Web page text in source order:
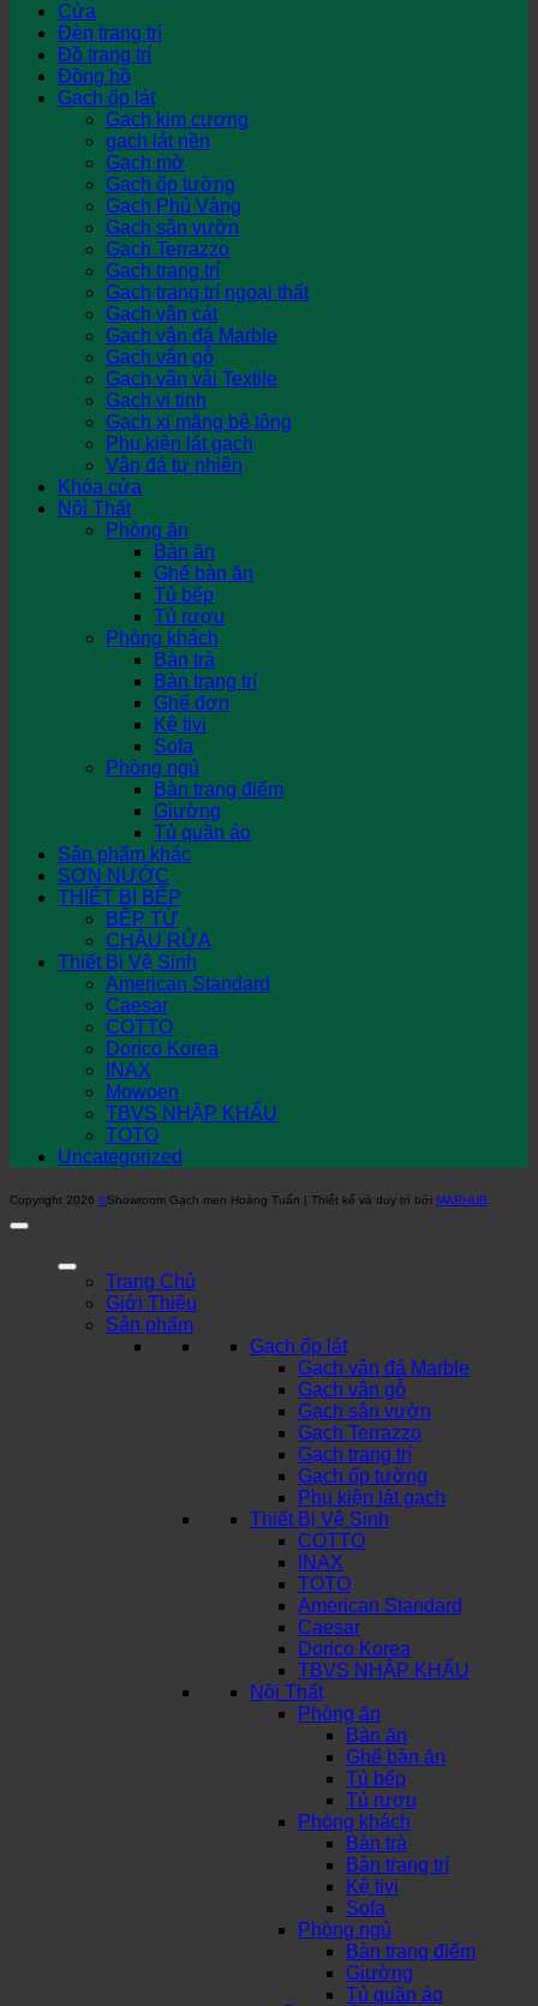
Cửa
Đèn trang trí
Đồ trang trí
Đồng hồ
Gạch ốp lát
Gạch kim cương
gạch lát nền
Gạch mờ
Gạch ốp tường
Gạch Phủ Vàng
Gạch sân vườn
Gạch Terrazzo
Gạch trang trí
Gạch trang trí ngoại thất
Gạch vân cát
Gạch vân đá Marble
Gạch vân gỗ
Gạch vân vải Textile
Gạch vi tinh
Gạch xi măng bê tông
Phụ kiện lát gạch
Vân đá tự nhiên
Khóa cửa
Nội Thất
Phòng ăn
Bàn ăn
Ghế bàn ăn
Tủ bếp
Tủ rượu
Phòng khách
Bàn trà
Bàn trang trí
Ghế đơn
Kệ tivi
Sofa
Phòng ngủ
Bàn trang điểm
Giường
Tủ quần áo
Sản phẩm khác
SƠN NƯỚC
THIẾT BỊ BẾP
BẾP TỪ
CHẬU RỬA
Thiết Bị Vệ Sinh
American Standard
Caesar
COTTO
Dorico Korea
INAX
Mowoen
TBVS NHẬP KHẨU
TOTO
Uncategorized
Copyright 2026 ©Showroom Gạch men Hoàng Tuấn | Thiết kế và duy trì bởi MARHUB
Trang Chủ
Giới Thiệu
Sản phẩm
Gạch ốp lát
Gạch vân đá Marble
Gạch vân gỗ
Gạch sân vườn
Gạch Terrazzo
Gạch trang trí
Gạch ốp tường
Phụ kiện lát gạch
Thiết Bị Vệ Sinh
COTTO
INAX
TOTO
American Standard
Caesar
Dorico Korea
TBVS NHẬP KHẨU
Nội Thất
Phòng ăn
Bàn ăn
Ghế bàn ăn
Tủ bếp
Tủ rượu
Phòng khách
Bàn trà
Bàn trang trí
Kệ tivi
Sofa
Phòng ngủ
Bàn trang điểm
Giường
Tủ quần áo